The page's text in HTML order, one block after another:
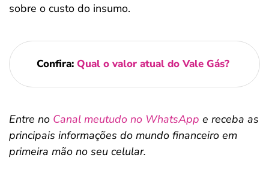
sobre o custo do insumo.
Confira: Qual o valor atual do Vale Gás?
Entre no Canal meutudo no WhatsApp e receba as
principais informações do mundo financeiro em
primeira mão no seu celular.